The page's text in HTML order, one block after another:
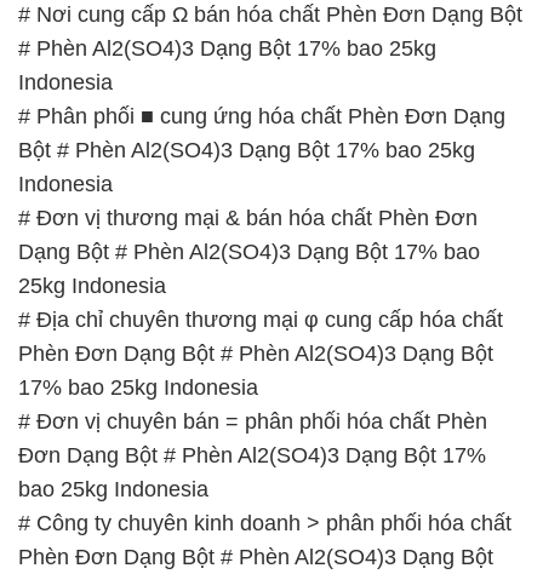
# Nơi cung cấp Ω bán hóa chất Phèn Đơn Dạng Bột
# Phèn Al2(SO4)3 Dạng Bột 17% bao 25kg
Indonesia
# Phân phối ■ cung ứng hóa chất Phèn Đơn Dạng
Bột # Phèn Al2(SO4)3 Dạng Bột 17% bao 25kg
Indonesia
# Đơn vị thương mại & bán hóa chất Phèn Đơn
Dạng Bột # Phèn Al2(SO4)3 Dạng Bột 17% bao
25kg Indonesia
# Địa chỉ chuyên thương mại φ cung cấp hóa chất
Phèn Đơn Dạng Bột # Phèn Al2(SO4)3 Dạng Bột
17% bao 25kg Indonesia
# Đơn vị chuyên bán = phân phối hóa chất Phèn
Đơn Dạng Bột # Phèn Al2(SO4)3 Dạng Bột 17%
bao 25kg Indonesia
# Công ty chuyên kinh doanh > phân phối hóa chất
Phèn Đơn Dạng Bột # Phèn Al2(SO4)3 Dạng Bột